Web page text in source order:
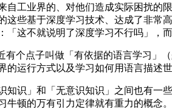
工业界的、对他们造成实际困扰的限
这些基于深度学习技术、达成了非常
「这不就说明了深度学习不行吗」，
个点子叫做「有依据的语言学习」（
的运行方式以及学习如何用语言描
识」和「无意识知识」之间也有一些
牛顿的万有引力定律就有重力的概念